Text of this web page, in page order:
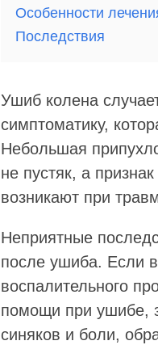
Особенности
Последствия
Ушиб колена
симптоматику,
Небольшая
не пустяк, а
возникают при
Неприятные
после ушиба. Если
воспалительного
помощи при ушибе,
синяков и боли,